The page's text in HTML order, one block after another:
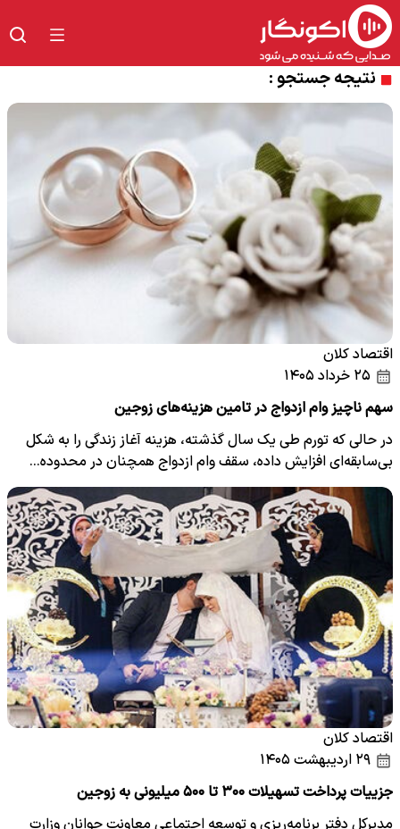
نتیجه جستجو :
اقتصاد کلان
سهم ناچیز وام ازدواج در تامین هزینه‌های زوجین
در حالی که تورم طی یک سال گذشته، هزینه آغاز زندگی را به شکل
بی‌سابقه‌ای افزایش داده، سقف وام ازدواج همچنان در محدوده…
اقتصاد کلان
جزییات پرداخت تسهیلات ۳۰۰ تا ۵۰۰ میلیونی به زوجین
مدیرکل دفتر برنامه‌ریزی و توسعه اجتماعی معاونت جوانان وزارت